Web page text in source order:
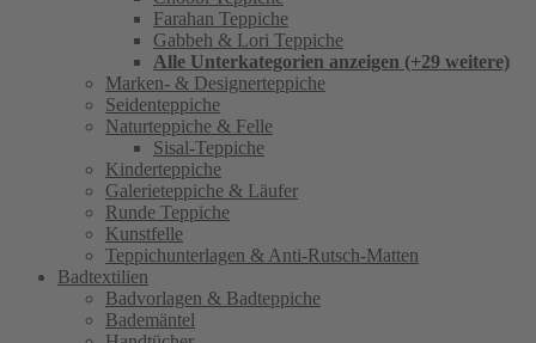
Farahan Teppiche
Gabbeh & Lori Teppiche
Alle Unterkategorien anzeigen (+29 weitere)
Marken- & Designerteppiche
Seidenteppiche
Naturteppiche & Felle
Sisal-Teppiche
Kinderteppiche
Galerieteppiche & Läufer
Runde Teppiche
Kunstfelle
Teppichunterlagen & Anti-Rutsch-Matten
Badtextilien
Badvorlagen & Badteppiche
Bademäntel